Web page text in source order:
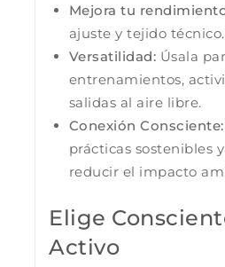
Mejora tu
ajuste y tejido técnico.
Versatilidad: Úsala
entrenamientos,
salidas al aire libre.
Conexión Consciente:
prácticas sostenibles
reducir el impacto
Elige
Activo